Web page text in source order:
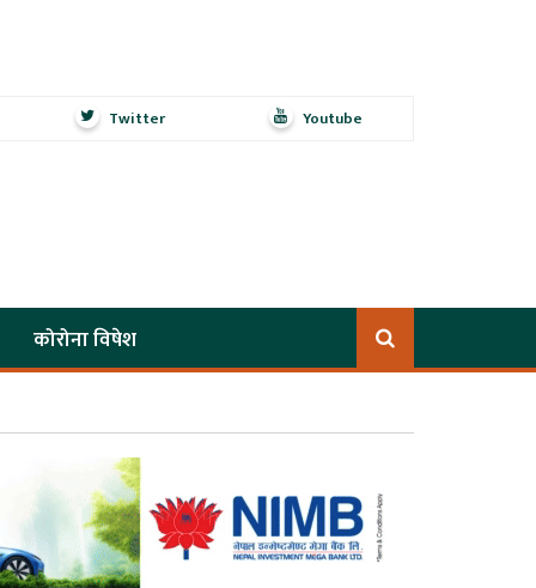
Twitter Youtube
कोरोना विषेश